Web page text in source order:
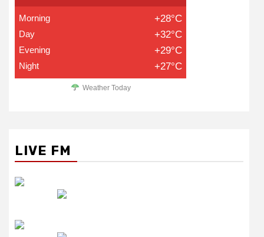
Morning +28°C
Day +32°C
Evening +29°C
Night +27°C
Weather Today
LIVE FM